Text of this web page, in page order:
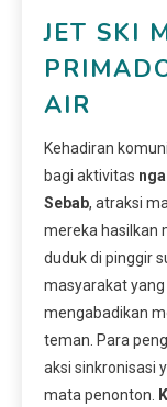
JET SKI
AIR
Kehadiran
bagi aktivitas
Sebab, atraksi
mereka hasilkan
duduk di pinggir
masyarakat
mengabadikan
teman. Para
aksi sinkronisasi
mata penonton.